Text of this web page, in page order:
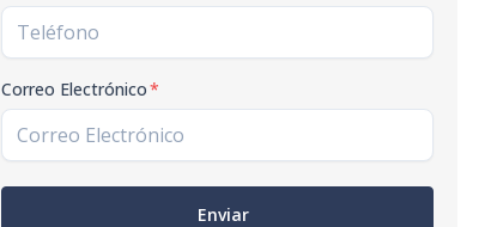
Correo Electrónico*
Enviar